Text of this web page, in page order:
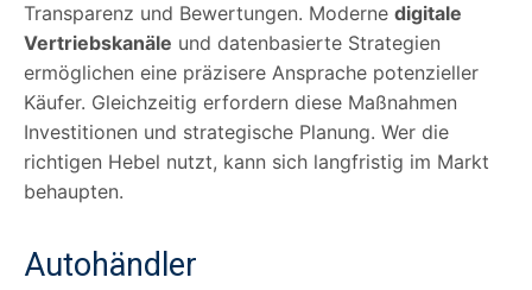
Transparenz und Bewertungen. Moderne digitale
Vertriebskanäle und datenbasierte Strategien
ermöglichen eine präzisere Ansprache potenzieller
Käufer. Gleichzeitig erfordern diese Maßnahmen
Investitionen und strategische Planung. Wer die
richtigen Hebel nutzt, kann sich langfristig im Markt
behaupten.
Autohändler